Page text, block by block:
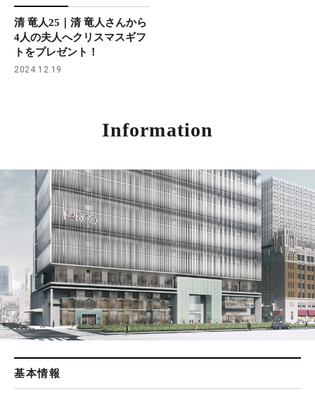
清 竜人25｜清 竜人さんから
4人の夫人へクリスマスギフ
トをプレゼント！
2024.12.19
Information
基本情報